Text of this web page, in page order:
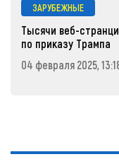
ЗАРУБЕЖНЫЕ
Тысячи веб-
по приказу Трампа
04 февраля 2025,